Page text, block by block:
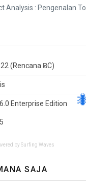
Analysis : Pengenalan
(Rencana ɃC)
Enterprise Edition
by Surfing Waves
SAJA